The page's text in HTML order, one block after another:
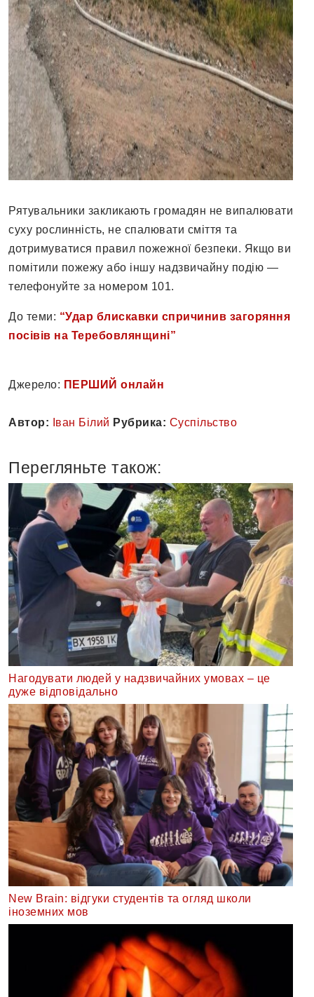
Рятувальники закликають громадян не випалювати
суху рослинність, не спалювати сміття та
дотримуватися правил пожежної безпеки. Якщо ви
помітили пожежу або іншу надзвичайну подію —
телефонуйте за номером 101.
До теми: “Удар блискавки спричинив загоряння
посівів на Теребовлянщині”
Джерело: ПЕРШИЙ онлайн
Автор: Іван Білий Рубрика: Суспільство
Перегляньте також:
Нагодувати людей у надзвичайних умовах – це
дуже відповідально
New Brain: відгуки студентів та огляд школи
іноземних мов